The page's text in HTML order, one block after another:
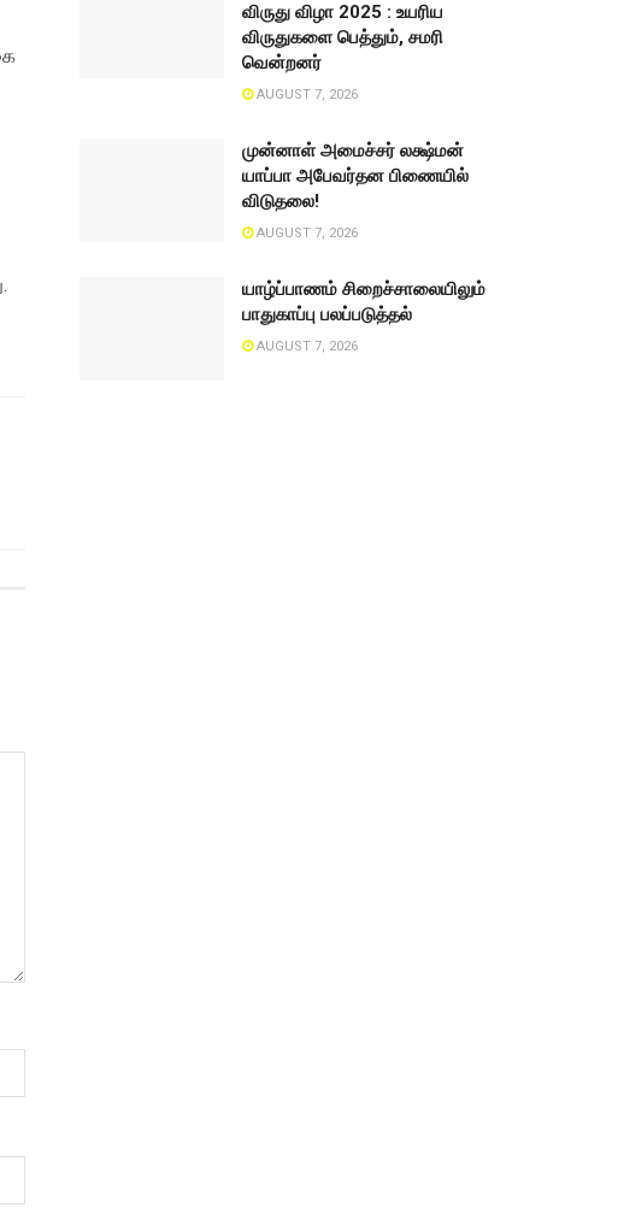
விருது விழா 2025 : உயரிய
விருதுகளை பெத்தும், சமரி
வென்றனர்
AUGUST 7, 2026
முன்னாள் அமைச்சர் லக்ஷ்மன்
யாப்பா அபேவர்தன பிணையில்
விடுதலை!
AUGUST 7, 2026
யாழ்ப்பாணம் சிறைச்சாலையிலும்
பாதுகாப்பு பலப்படுத்தல்
AUGUST 7, 2026